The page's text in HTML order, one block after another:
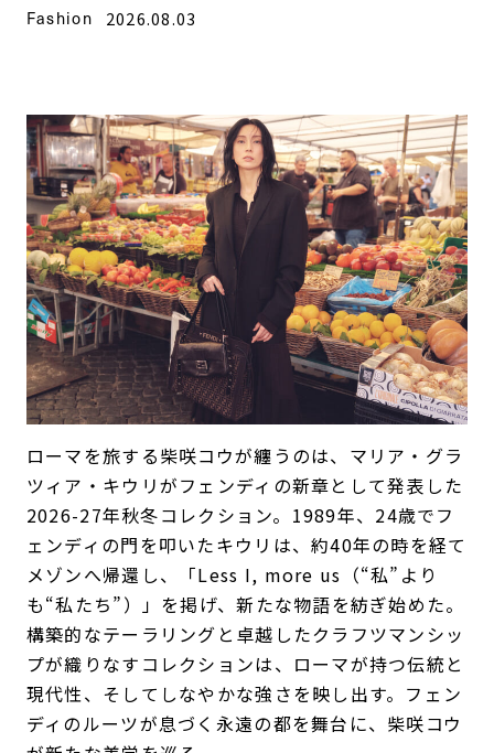
Fashion 2026.08.03
ローマを旅する柴咲コウが纏うのは、マリア・グラ
ツィア・キウリがフェンディの新章として発表した
2026-27年秋冬コレクション。1989年、24歳でフ
ェンディの門を叩いたキウリは、約40年の時を経て
メゾンへ帰還し、「Less I, more us（“私”より
も“私たち”）」を掲げ、新たな物語を紡ぎ始めた。
構築的なテーラリングと卓越したクラフツマンシッ
プが織りなすコレクションは、ローマが持つ伝統と
現代性、そしてしなやかな強さを映し出す。フェン
ディのルーツが息づく永遠の都を舞台に、柴咲コウ